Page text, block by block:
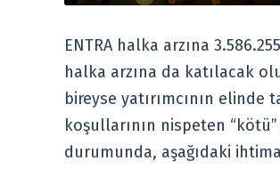
ENTRA halka arzına
halka arzına da katılacak
bireyse yatırımcının elinde
koşullarının nispeten
durumunda, aşağıdaki